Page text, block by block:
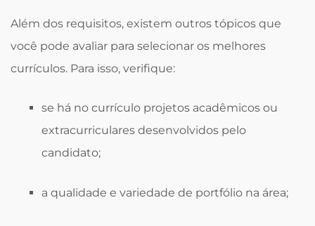
Além dos requisitos, existem outros tópicos que
você pode avaliar para selecionar os melhores
currículos. Para isso, verifique:
se há no currículo projetos acadêmicos ou
extracurriculares desenvolvidos pelo
candidato;
a qualidade e variedade de portfólio na área;